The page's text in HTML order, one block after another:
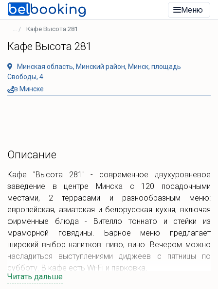
Меню
Кафе Высота 281
Кафе Высота 281
Минская область, Минский район, Минск, площадь
Свободы, 4
в Минске
Описание
Кафе "Высота 281" - современное двухуровневое
заведение в центре Минска с 120 посадочными
местами, 2 террасами и разнообразным меню:
европейская, азиатская и белорусская кухня, включая
фирменные блюда - Вителло тоннато и стейки из
мраморной говядины. Барное меню предлагает
широкий выбор напитков: пиво, вино. Вечером можно
насладиться выступлениями диджеев с пятницы по
субботу. В кафе есть Wi-Fi и парковка.
Читать дальше